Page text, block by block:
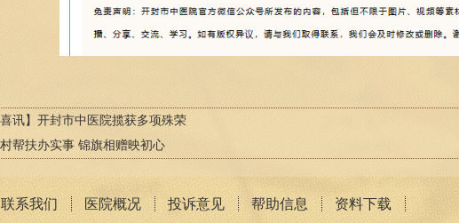
讯】开封市中医院揽获多项殊荣
帮扶办实事 锦旗相赠映初心
联系我们 医院概况 投诉意见 帮助信息 资料下载